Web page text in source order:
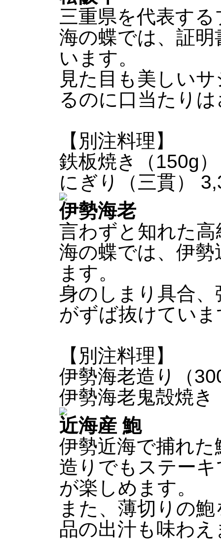
三重県を代表す
海の蝶では、証
います。
見た目も美しい
るのに口当たり
【別注料理】
鉄板焼き（150g
にぎり（三貫）
伊勢海老
言わずと知れた
海の蝶では、伊
ます。
身のしまり具合
がずば抜けてい
【別注料理】
伊勢海老造り（
伊勢海老鬼殻焼
近海産 鮑
伊勢近海で捕れ
造りでもステー
が楽しめます。
また、薄切りの
品の出汁も味わえ